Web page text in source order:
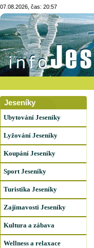
07.08.2026, čas: 20:57
Jeseníky
Ubytování Jeseníky
Lyžování Jeseníky
Koupání Jeseníky
Sport Jeseníky
Turistika Jeseníky
Zajímavosti Jeseníky
Kultura a zábava
Wellness a relaxace